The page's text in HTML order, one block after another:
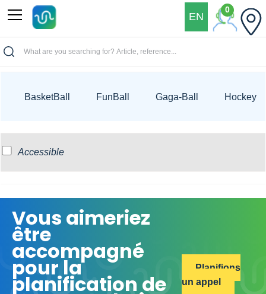
BasketBall FunBall Gaga-Ball Hockey
Accessible
Vous aimeriez
être
accompagné
pour la
planification de
Planifions
un appel